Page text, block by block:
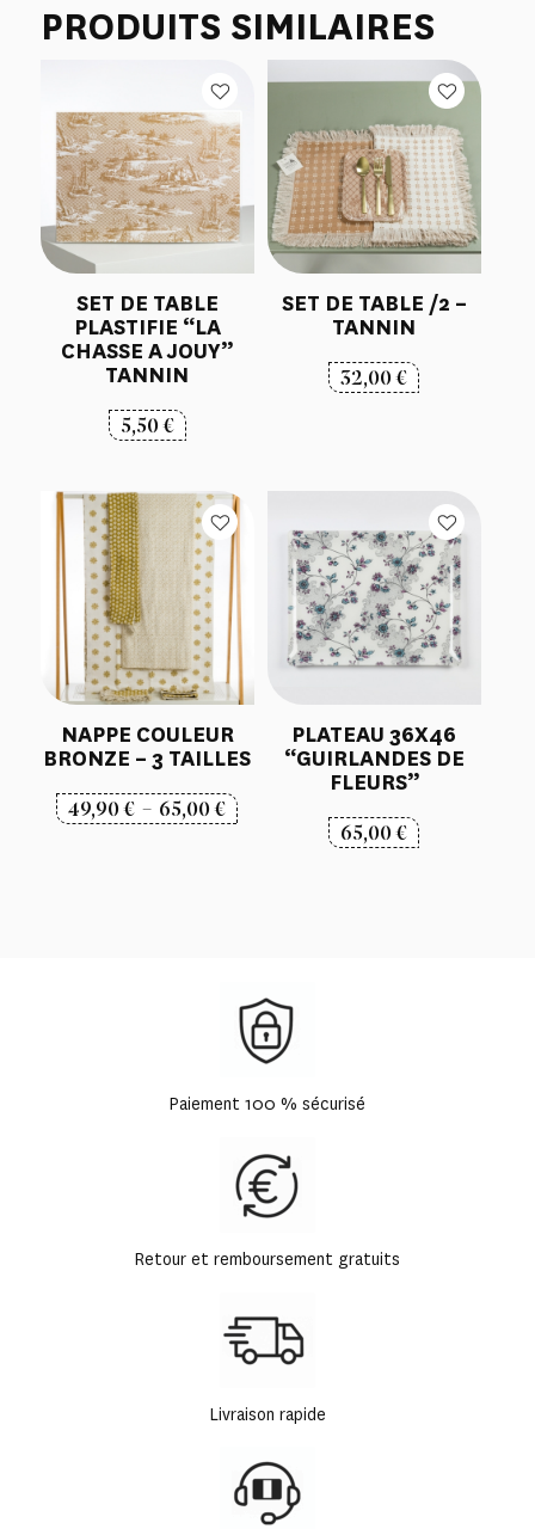
PRODUITS SIMILAIRES
SET DE TABLE
PLASTIFIE “LA
CHASSE A JOUY”
TANNIN
5,50€
SET DE TABLE /2 –
TANNIN
32,00€
NAPPE COULEUR
BRONZE – 3 TAILLES
49,90€ – 65,00€Plage
PLATEAU 36X46
“GUIRLANDES DE
FLEURS”
65,00€
Paiement 100 % sécurisé
Retour et remboursement gratuits
Livraison rapide